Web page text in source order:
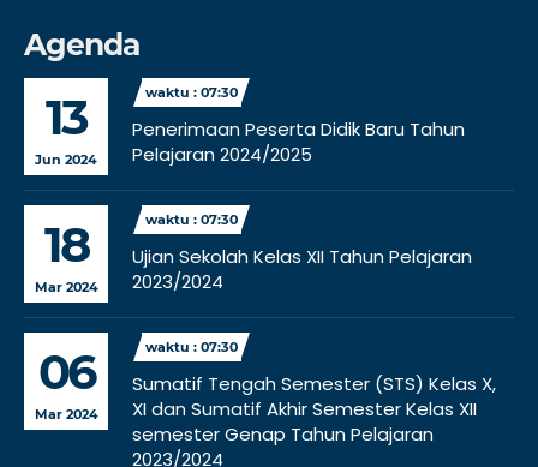
Agenda
13
Jun 2024
waktu : 07:30
Penerimaan Peserta Didik Baru Tahun
Pelajaran 2024/2025
18
Mar 2024
waktu : 07:30
Ujian Sekolah Kelas XII Tahun Pelajaran
2023/2024
06
Mar 2024
waktu : 07:30
Sumatif Tengah Semester (STS) Kelas X,
XI dan Sumatif Akhir Semester Kelas XII
semester Genap Tahun Pelajaran
2023/2024